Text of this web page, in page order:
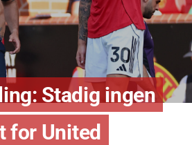
Stadig ingen
for United